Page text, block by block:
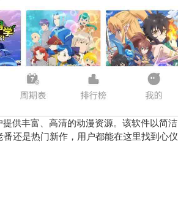
供丰富、高清的动漫资源。该软件以简洁
还是热门新作，用户都能在这里找到心仪